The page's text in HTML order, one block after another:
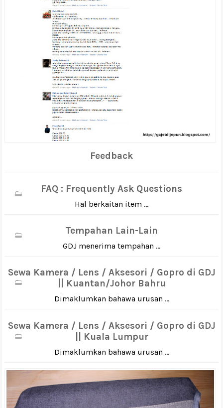
Feedback
FAQ : Frequently Ask Questions
Hal berkaitan item ...
Tempahan Lain-Lain
GDJ menerima tempahan ...
Sewa Kamera / Lens / Aksesori / Gopro di GDJ
|| Kuantan/Johor Bahru
Dimaklumkan bahawa urusan ...
Sewa Kamera / Lens / Aksesori / Gopro di GDJ
|| Kuala Lumpur
Dimaklumkan bahawa urusan ...